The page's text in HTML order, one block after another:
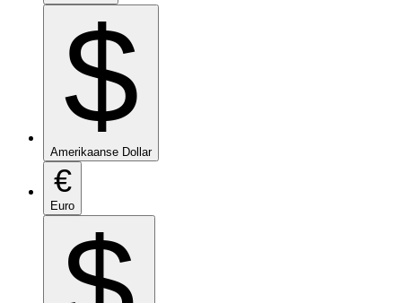
$
Amerikaanse Dollar
€
Euro